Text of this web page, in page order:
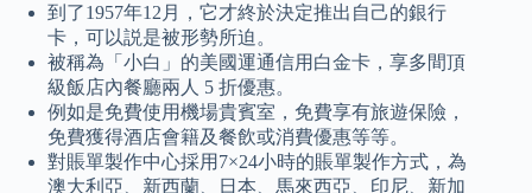
到了1957年12月，它才終於決定推出自己的銀行
卡，可以説是被形勢所迫。
被稱為「小白」的美國運通信用白金卡，享多間頂
級飯店內餐廳兩人 5 折優惠。
例如是免費使用機場貴賓室，免費享有旅遊保險，
免費獲得酒店會籍及餐飲或消費優惠等等。
對賬單製作中心採用7×24小時的賬單製作方式，為
澳大利亞、新西蘭、日本、馬來西亞、印尼、新加